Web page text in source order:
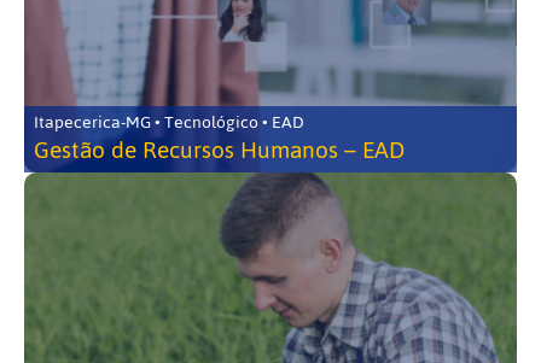
Itapecerica-MG • Tecnológico • EAD
Gestão de Recursos Humanos – EAD